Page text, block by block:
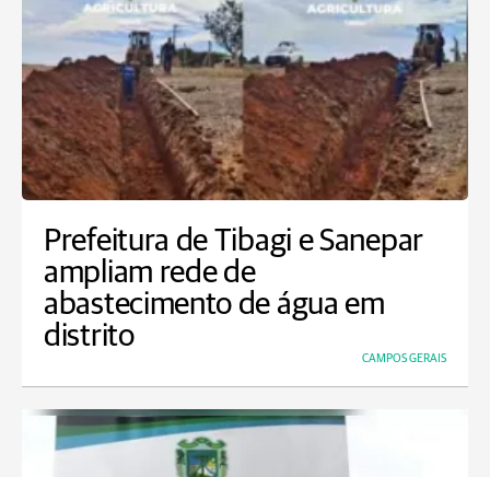
Prefeitura de Tibagi e Sanepar
ampliam rede de
abastecimento de água em
distrito
CAMPOS GERAIS